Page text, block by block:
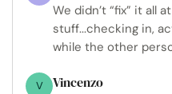
We didn’t “fix” it all
stuff...checking in,
while the other
V Vincenzo